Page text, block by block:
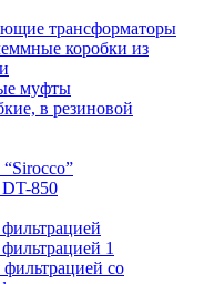
трансформаторы
коробки из
муфты
в резиновой
850
1
cо